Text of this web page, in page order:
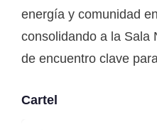
energía y comunidad
consolidando a la Sala
de encuentro clave
Cartel